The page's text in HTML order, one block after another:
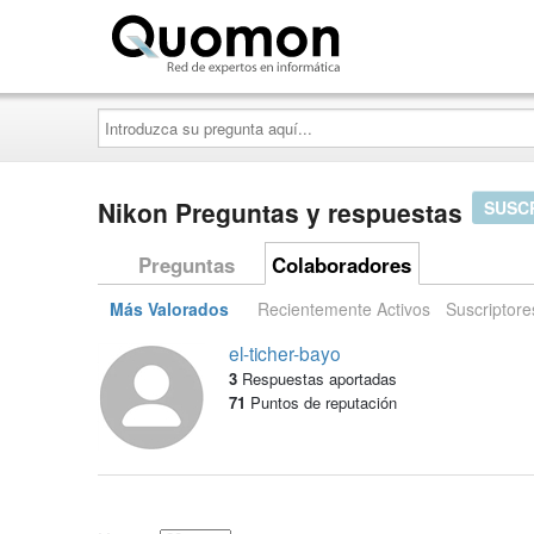
Introduzca
su
pregunta
aquí...
Nikon Preguntas y respuestas
Preguntas Colaboradores
Más Valorados Recientemente Activos
el-ticher-bayo
3 Respuestas aportadas
71 Puntos de reputación